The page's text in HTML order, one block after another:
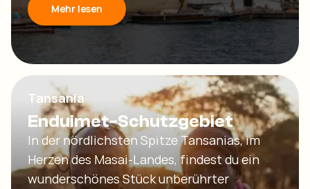
Mehr lesen
Tansania
Enduimet-Schutzgebiet
In der nördlichsten Spitze Tansanias, im
Herzen des Masai-Landes, findest du ein
wunderschönes Stück unberührter